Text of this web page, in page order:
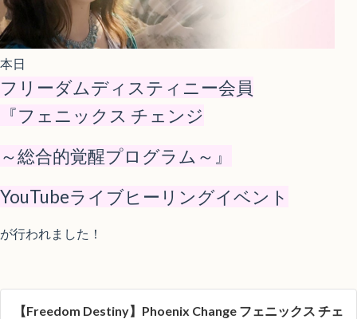
本日
フリーダムディスティニー会員
『フェニックス チェンジ
～総合的覚醒プログラム～』
YouTubeライブヒーリングイベント
が行われました！
【Freedom Destiny】Phoenix Change フェニックス チェ